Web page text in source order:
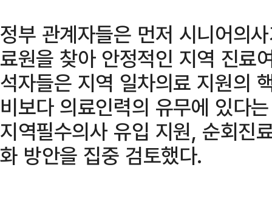
정부 관계자들은 먼저 시니어의
료원을 찾아 안정적인 지역 진료
석자들은 지역 일차의료 지원의
비보다 의료인력의 유무에 있다
지역필수의사 유입 지원, 순회진
화 방안을 집중 검토했다.